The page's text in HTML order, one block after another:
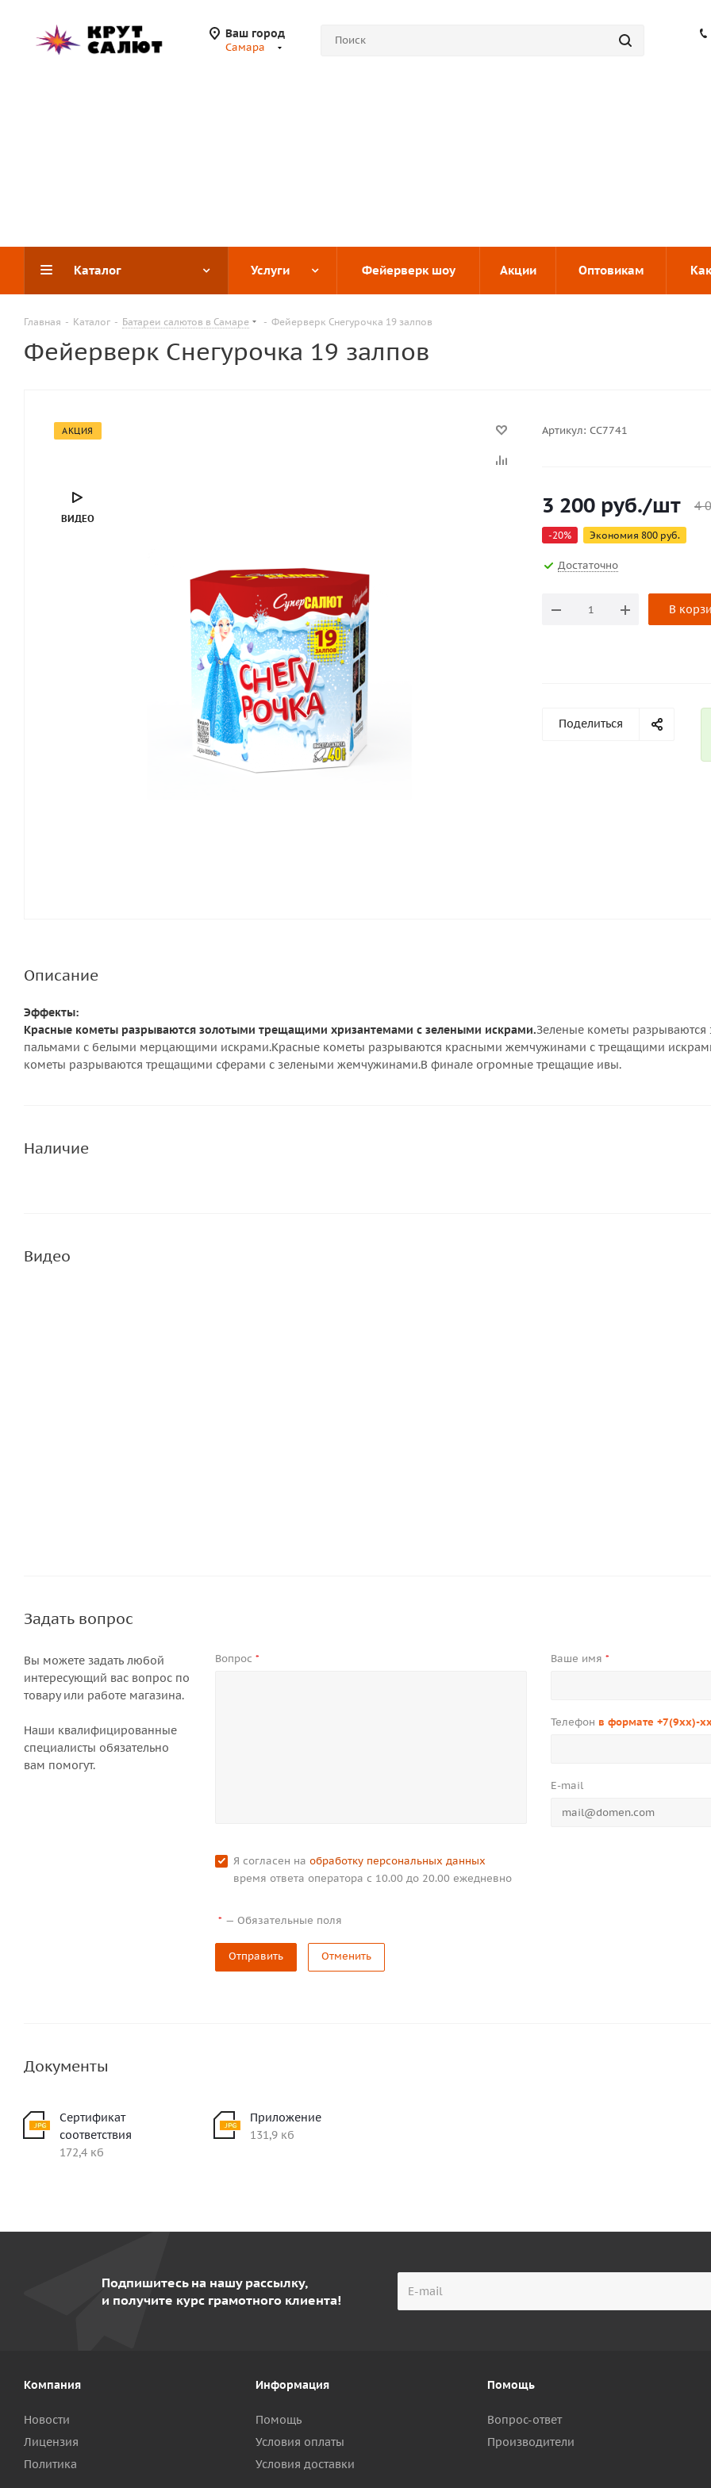
Ваш город
Самара
Каталог Услуги Фейерверк шоу Акции Оптовикам
Главная - Каталог - Батареи салютов в Самаре - Фейерверк Снегурочка 19 залпов
Фейерверк Снегурочка 19 залпов
АКЦИЯ
ВИДЕО
Артикул: СС7741
3 200 руб./шт 4
-20% Экономия 800 руб.
Достаточно
В
Поделиться
Описание
Эффекты:
Красные кометы разрываются золотыми трещащими хризантемами с зелеными искрами.Зеленые кометы разрываются
пальмами с белыми мерцающими искрами.Красные кометы разрываются красными жемчужинами с трещащими
кометы разрываются трещащими сферами с зелеными жемчужинами.В финале огромные трещащие ивы.
Наличие
Видео
Задать вопрос
Вы можете задать любой
интересующий вас вопрос по
товару или работе магазина.
Наши квалифицированные
специалисты обязательно
вам помогут.
Вопрос* Ваше имя *
Телефон в формате +7(9xx)-
E-mail
Я согласен наобработку персональных данных
время ответа оператора с 10.00 до 20.00 ежедневно
* —Обязательные поля
Отправить Отменить
Документы
Сертификат
соответствия
172,4 кб
Приложение
131,9 кб
Подпишитесь на нашу рассылку,
и получите курс грамотного клиента!
Компания
Новости
Лицензия
Политика
Информация
Помощь
Условия оплаты
Условия доставки
Помощь
Вопрос-ответ
Производители